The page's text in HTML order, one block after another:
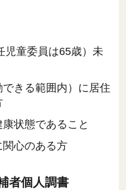
児童委員は65歳）未
きる範囲内）に居住
状態であること
心のある方
者個人調書